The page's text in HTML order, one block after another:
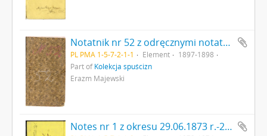
Notatnik nr 52 z odręcznymi notatkami Erazma Majewskiego - wyklejka z odręcznie napisanym numerem 52
PL PMA 1-5-7-2-1-1 Element
1897-1898
Part ofKolekcja spuścizn
Erazm Majewski
Notes nr 1 z okresu 29.06.1873 r.-24.09.1874 r. Druga strona okładki (wyklejka) z notatką odręczną: "czy wam mówił nauczyciel […]'